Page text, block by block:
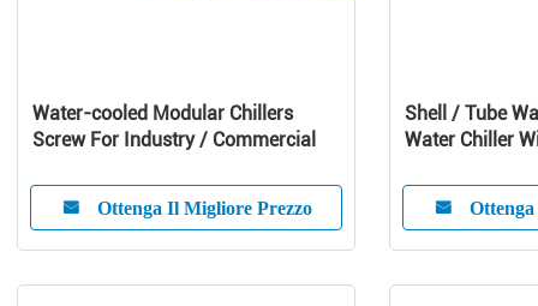
Water-cooled Modular Chillers
Screw For Industry / Commercial
Ottenga Il Migliore Prezzo
Shell / Tube
Water Chiller